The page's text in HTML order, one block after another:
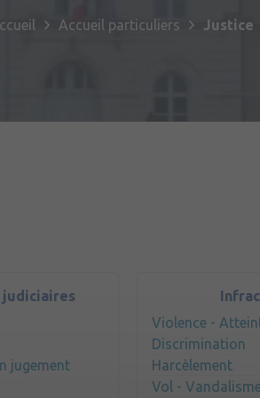
Commémorations
Accueil particuliers Justice
judiciaires
jugement
Violence -
Discrimination
Harcèlement
Vol -